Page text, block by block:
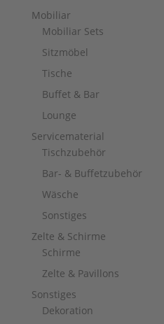
Mobiliar
Mobiliar Sets
Sitzmöbel
Tische
Buffet & Bar
Lounge
Servicematerial
Tischzubehör
Bar- & Buffetzubehör
Wäsche
Sonstiges
Zelte & Schirme
Schirme
Zelte & Pavillons
Sonstiges
Dekoration